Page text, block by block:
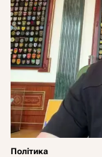
Політика